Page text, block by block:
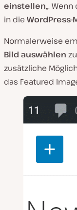
einstellen„.
in die
Normalerweise
Bild auswählen
zusätzliche
das Featured